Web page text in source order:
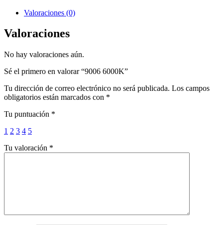
Valoraciones (0)
Valoraciones
No hay valoraciones aún.
Sé el primero en valorar “9006 6000K”
Tu dirección de correo electrónico no será publicada. Los campos
obligatorios están marcados con *
Tu puntuación *
1 2 3 4 5
Tu valoración *